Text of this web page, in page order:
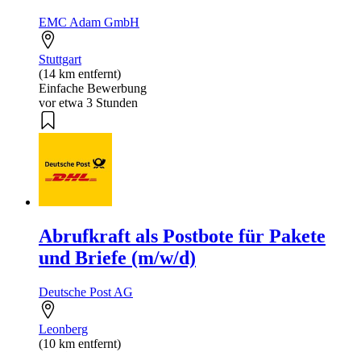
EMC Adam GmbH
Stuttgart
(14 km entfernt)
Einfache Bewerbung
vor etwa 3 Stunden
Abrufkraft als Postbote für Pakete
und Briefe (m/w/d)
Deutsche Post AG
Leonberg
(10 km entfernt)